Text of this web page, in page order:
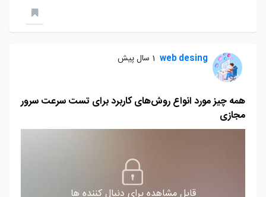
web desing 1 سال پیش
همه چیز مورد انواع روش‌های کاربرد برای تست سرعت سرور
مجازی